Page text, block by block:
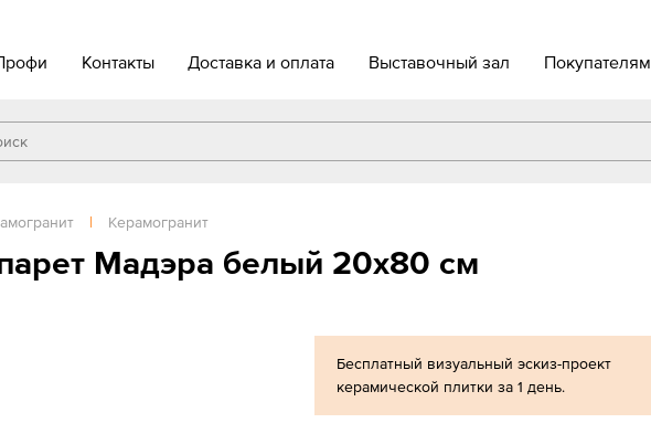
Контакты Доставка и оплата Выставочный зал Покупателям
| Керамогранит
Мадэра белый 20х80 см
Бесплатный визуальный эскиз-проект
керамической плитки за 1 день.